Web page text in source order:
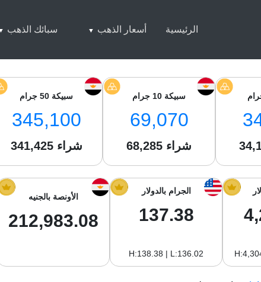
الرئيسية أسعار الذهب سبائك الذهب
سبيكة 10 جرام
69,070
68,285 شراء
سبيكة 50 جرام
345,100
341,425 شراء
الجرام بالدولار
137.38
H:138.38 | L:136.02
الأونصة بالجنيه
212,983.08